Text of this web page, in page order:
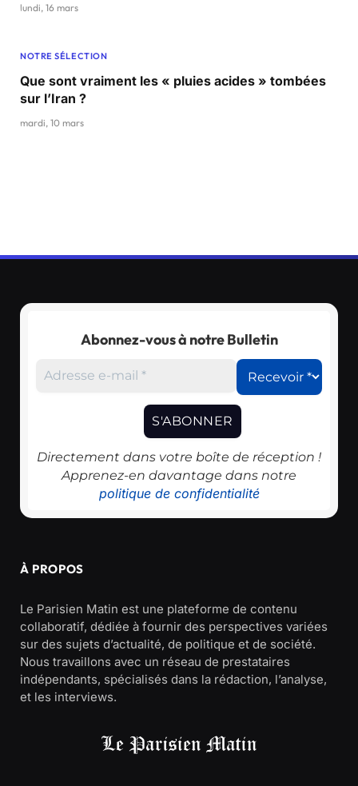
lundi, 16 mars
NOTRE SÉLECTION
Que sont vraiment les « pluies acides » tombées
sur l’Iran ?
mardi, 10 mars
Abonnez-vous à notre Bulletin
Directement dans votre boîte de réception !
Apprenez-en davantage dans notre
politique de confidentialité
À PROPOS
Le Parisien Matin est une plateforme de contenu
collaboratif, dédiée à fournir des perspectives variées
sur des sujets d’actualité, de politique et de société.
Nous travaillons avec un réseau de prestataires
indépendants, spécialisés dans la rédaction, l’analyse,
et les interviews.